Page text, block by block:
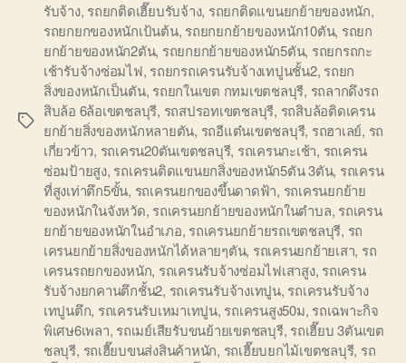
Tags
รับจ้าง, รถยกติดเฮี๊ยบรับจ้าง, รถยกติดแขนยกย้ายของหนัก,
รถยกยกของหนักเป้นต้น, รถยกยกย้ายของหนัก10ตัน, รถยก
ยกย้ายของหนัก2ตัน, รถยกยกย้ายของหนัก5ตัน, รถยกรถกะ
เช้ารับจ้างซ่อมไฟ, รถยกรถเครนรับจ้างเทปูนชั้น2, รถยก
สิ่งของหนักเป็นตัน, รถยกในเขต กทมเขตชลบุรี, รถลากดึงรถ
สิบล้อ 6ล้อเขตชลบุรี, รถสปรอทเขตชลบุรี, รถสิบล้อติดเครน
ยกย้ายสิ่งของหนักหลายตัน, รถอีแต๋นเขตชลบุรี, รถฮาเลย์, รถ
เกี่ยวข้าว, รถเครน20ตันเขตชลบุรี, รถเครนกะเช้า, รถเครน
ซ่อมป้ายสูง, รถเครนติดแขนยกสิ่งของหนัก5ตัน 3ตัน, รถเครน
ที่สูงเท่าตึก5ขั้น, รถเครนยกของขึ้นดาดฟ้า, รถเครนยกย้าย
ของหนักในจังหวัด, รถเครนยกย้ายของหนักในตำบล, รถเครน
ยกย้ายของหนักในอำเภอ, รถเครนยกย้ายรถเขตชลบุรี, รถ
เครนยกย้ายสิ่งของหนักได้หลายๆตัน, รถเครนยกย้ายเสา, รถ
เครนรถยกของหนัก, รถเครนรับจ้างซ่อมไฟเสาสูง, รถเครน
รับจ้างยกคานตึกชั้น2, รถเครนรับจ้างเทปูน, รถเครนรับจ้าง
เทปูนตึก, รถเครนรับเหมาเทปูน, รถเครนสูง50ม, รถเฉพาะกิจ
พิเศษ6เพลา, รถเมย์เสียรับขนย้ายเขตชลบุรี, รถเฮี๊ยบ 3ตันเขต
ชลบุรี, รถเฮี๊ยบขนส่งสินค้าหนัก, รถเฮี๊ยบยกไม้เขตชลบุรี, รถ